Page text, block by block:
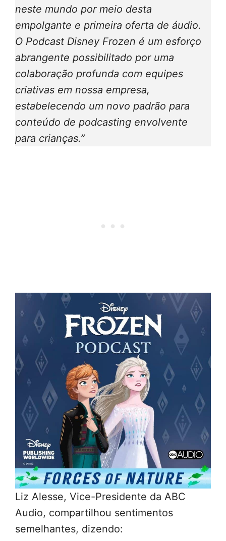
neste mundo por meio desta
empolgante e primeira oferta de áudio.
O Podcast Disney Frozen é um esforço
abrangente possibilitado por uma
colaboração profunda com equipes
criativas em nossa empresa,
estabelecendo um novo padrão para
conteúdo de podcasting envolvente
para crianças.”
Liz Alesse, Vice-Presidente da ABC
Audio, compartilhou sentimentos
semelhantes, dizendo: